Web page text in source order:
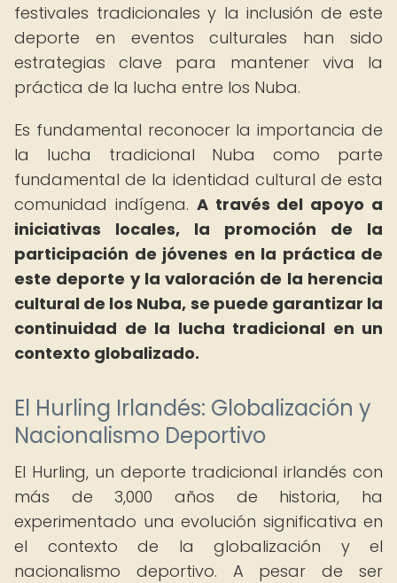
festivales tradicionales y la inclusión de este
deporte en eventos culturales han sido
estrategias clave para mantener viva la
práctica de la lucha entre los Nuba.
Es fundamental reconocer la importancia de
la lucha tradicional Nuba como parte
fundamental de la identidad cultural de esta
comunidad indígena. A través del apoyo a
iniciativas locales, la promoción de la
participación de jóvenes en la práctica de
este deporte y la valoración de la herencia
cultural de los Nuba, se puede garantizar la
continuidad de la lucha tradicional en un
contexto globalizado.
El Hurling Irlandés: Globalización y
Nacionalismo Deportivo
El Hurling, un deporte tradicional irlandés con
más de 3,000 años de historia, ha
experimentado una evolución significativa en
el contexto de la globalización y el
nacionalismo deportivo. A pesar de ser